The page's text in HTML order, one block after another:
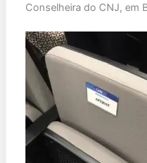
Conselheira do CNJ, em